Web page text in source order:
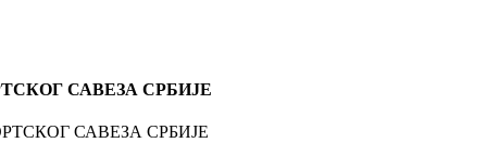
САВЕЗА СРБИЈЕ